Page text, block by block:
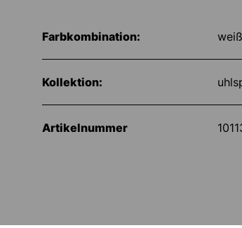
Farbkombination:
Kollektion:
Artikelnummer